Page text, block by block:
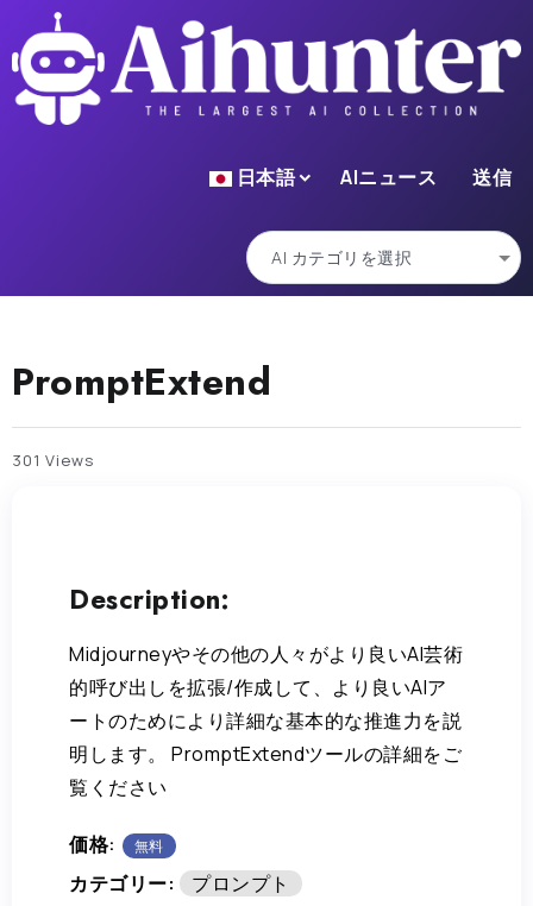
日本語 AIニュース 送信
PromptExtend
301 Views
Description:
Midjourneyやその他の人々がより良いAI芸術
的呼び出しを拡張/作成して、より良いAIア
ートのためにより詳細な基本的な推進力を説
明します。 PromptExtendツールの詳細をご
覧ください
価格: 無料
カテゴリー: プロンプト